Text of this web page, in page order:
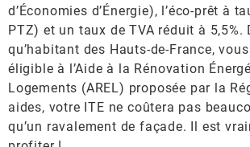
d’Économies d’Énergie), l’éco-prêt à
PTZ) et un taux de TVA réduit à 5,5%.
qu’habitant des Hauts-de-France,
éligible à l’Aide à la Rénovation
Logements (AREL) proposée par la
aides, votre ITE ne coûtera pas
qu’un ravalement de façade. Il est